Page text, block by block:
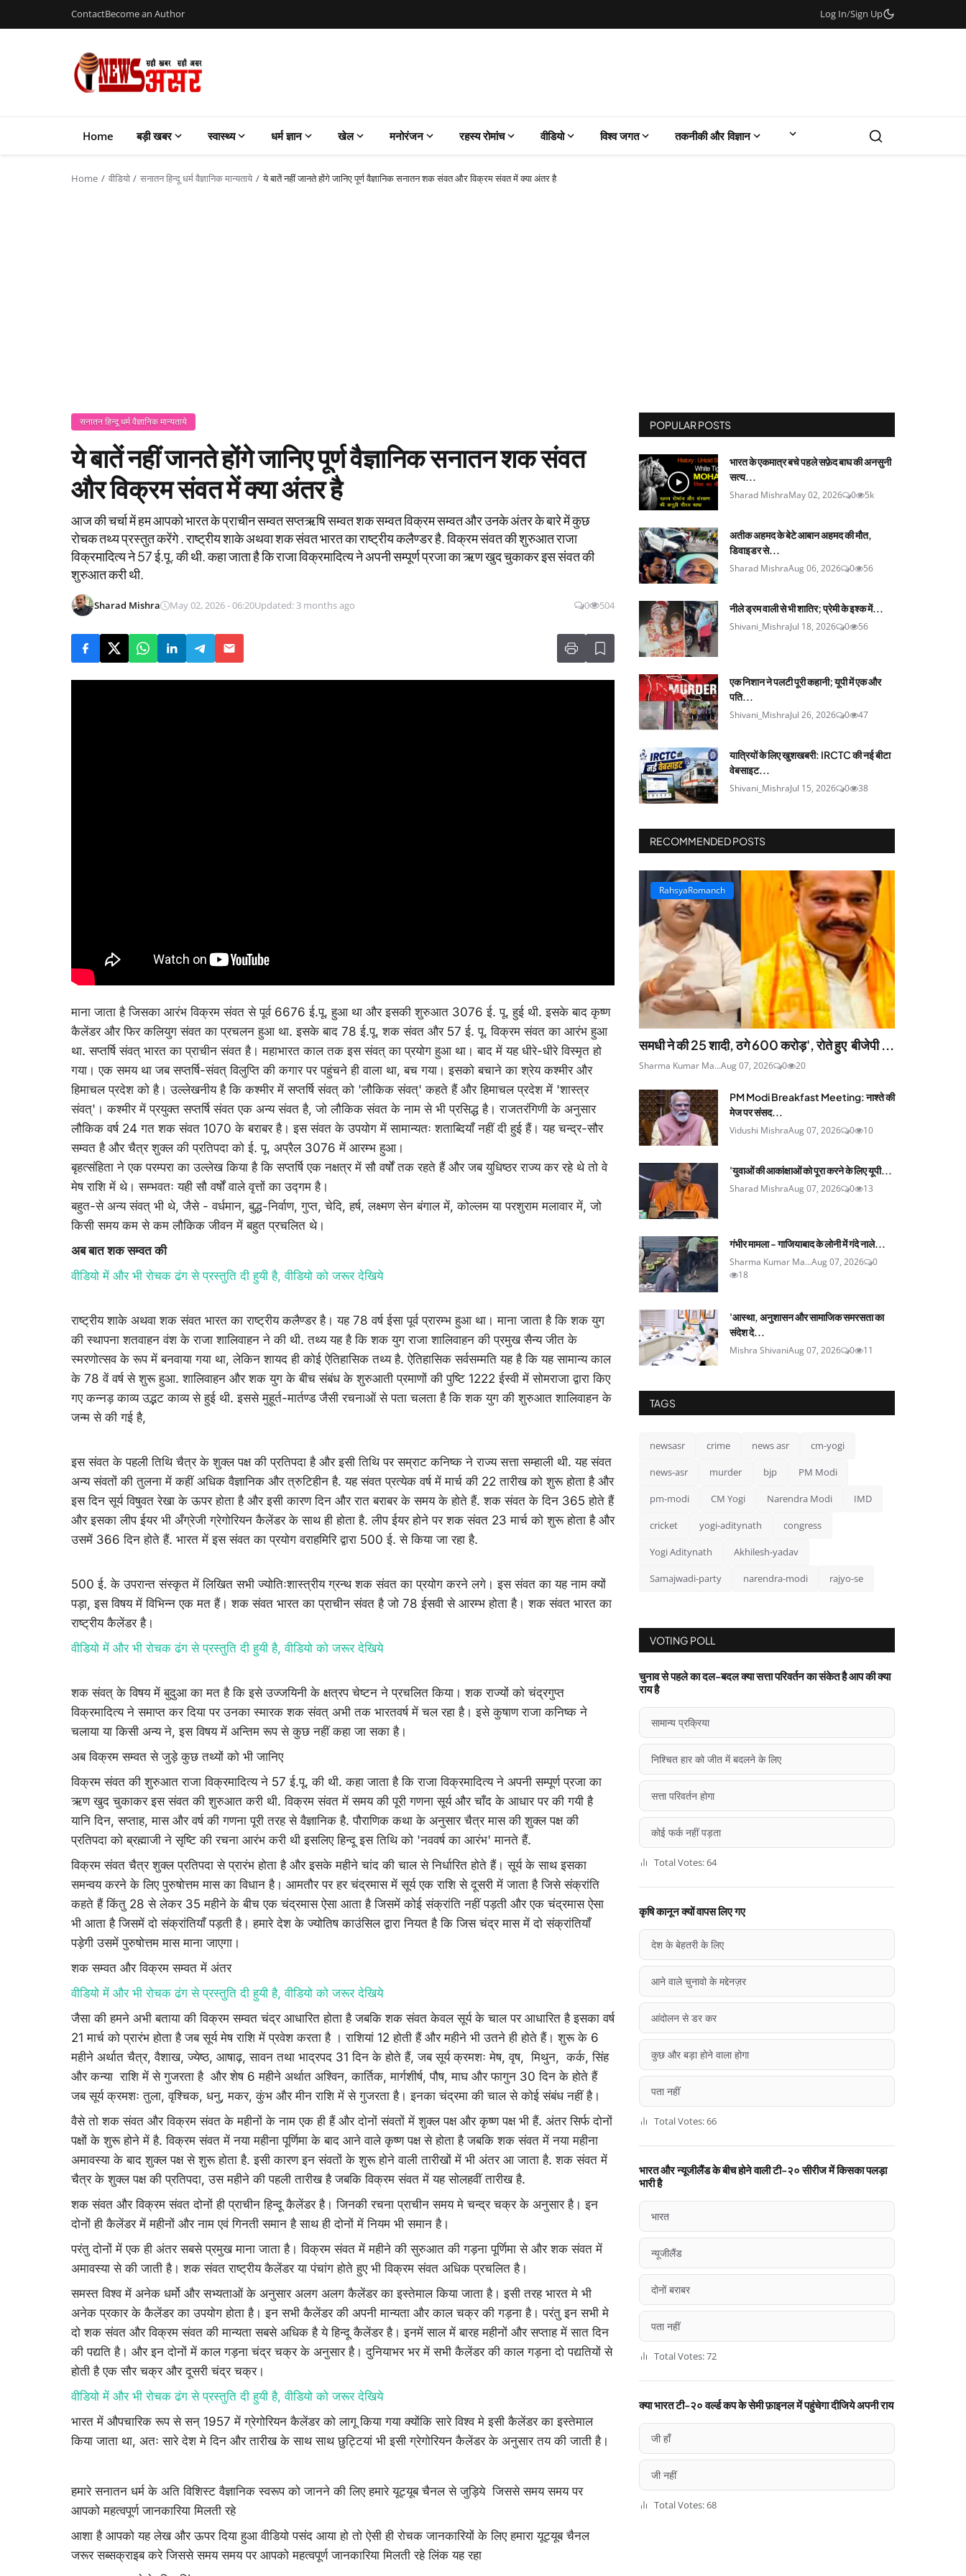
ContactBecome an Author Log In/Sign Up
Home बड़ी खबर स्वास्थ्य धर्म ज्ञान खेल मनोरंजन रहस्य रोमांच वीडियो विश्व जगत तकनीकी और विज्ञान
Home वीडियो सनातन हिन्दू धर्म वैज्ञानिक मान्यताये ये बातें नहीं जानते होंगे जानिए पूर्ण वैज्ञानिक सनातन शक संवत और विक्रम संवत में क्या अंतर है
सनातन हिन्दू धर्म वैज्ञानिक मान्यताये
ये बातें नहीं जानते होंगे जानिए पूर्ण वैज्ञानिक सनातन शक संवत
और विक्रम संवत में क्या अंतर है
आज की चर्चा में हम आपको भारत के प्राचीन सम्वत सप्तऋषि सम्वत शक सम्वत विक्रम सम्वत और उनके अंतर के बारे में कुछ
रोचक तथ्य प्रस्तुत करेंगे . राष्ट्रीय शाके अथवा शक संवत भारत का राष्ट्रीय कलैण्डर है. विक्रम संवत की शुरुआत राजा
विक्रमादित्य ने 57 ई.पू. की थी. कहा जाता है कि राजा विक्रमादित्य ने अपनी सम्पूर्ण प्रजा का ऋण खुद चुकाकर इस संवत की
शुरुआत करी थी.
Sharad Mishra May 02, 2026 - 06:20Updated: 3 months ago 0 504
माना जाता है जिसका आरंभ विक्रम संवत से पूर्व 6676 ई.पू. हुआ था और इसकी शुरुआत 3076 ई. पू. हुई थी. इसके बाद कृष्ण
कैलेंडर और फिर कलियुग संवत का प्रचलन हुआ था. इसके बाद 78 ई.पू. शक संवत और 57 ई. पू. विक्रम संवत का आरंभ हुआ
था. सप्तर्षि संवत् भारत का प्राचीन संवत है। महाभारत काल तक इस संवत् का प्रयोग हुआ था। बाद में यह धीरे-धीरे विस्मृत हो
गया। एक समय था जब सप्तर्षि-संवत् विलुप्ति की कगार पर पहुंचने ही वाला था, बच गया। इसको बचाने का श्रेय कश्मीर और
हिमाचल प्रदेश को है। उल्लेखनीय है कि कश्मीर में सप्तर्षि संवत् को 'लौकिक संवत्' कहते हैं और हिमाचल प्रदेश में 'शास्त्र
संवत्'। कश्मीर में प्रयुक्त सप्तर्षि संवत एक अन्य संवत है, जो लौकिक संवत के नाम से भी प्रसिद्ध है। राजतरंगिणी के अनुसार
लौकिक वर्ष 24 गत शक संवत 1070 के बराबर है। इस संवत के उपयोग में सामान्यतः शताब्दियाँ नहीं दी हुई हैं। यह चन्द्र-सौर
सम्वत है और चैत्र शुक्ल की प्रतिपदा को ई. पू. अप्रैल 3076 में आरम्भ हुआ।
बृहत्संहिता ने एक परम्परा का उल्लेख किया है कि सप्तर्षि एक नक्षत्र में सौ वर्षों तक रहते हैं और जब युधिष्ठर राज्य कर रहे थे तो वे
मेष राशि में थे। सम्भवतः यही सौ वर्षों वाले वृत्तों का उद्गम है।
बहुत-से अन्य संवत् भी थे, जैसे - वर्धमान, बुद्ध-निर्वाण, गुप्त, चेदि, हर्ष, लक्ष्मण सेन बंगाल में, कोल्लम या परशुराम मलावार में, जो
किसी समय कम से कम लौकिक जीवन में बहुत प्रचलित थे।
अब बात शक सम्वत की
वीडियो में और भी रोचक ढंग से प्रस्तुति दी हुयी है, वीडियो को जरूर देखिये
राष्ट्रीय शाके अथवा शक संवत भारत का राष्ट्रीय कलैण्डर है। यह 78 वर्ष ईसा पूर्व प्रारम्भ हुआ था। माना जाता है कि शक युग
की स्थापना शतवाहन वंश के राजा शालिवाहन ने की थी. तथ्य यह है कि शक युग राजा शालिवाहन की प्रमुख सैन्य जीत के
स्मरणोत्सव के रूप में बनवाया गया था, लेकिन शायद ही कोई ऐतिहासिक तथ्य है. ऐतिहासिक सर्वसम्मति यह है कि यह सामान्य काल
के 78 वें वर्ष से शुरू हुआ. शालिवाहन और शक युग के बीच संबंध के शुरुआती प्रमाणों की पुष्टि 1222 ईस्वी में सोमराजा द्वारा किए
गए कन्नड़ काव्य उद्भट काव्य से हुई थी. इससे मुहूर्त-मार्तण्ड जैसी रचनाओं से पता चलता है कि शक युग की शुरुआत शालिवाहन के
जन्म से की गई है,
इस संवत के पहली तिथि चैत्र के शुक्ल पक्ष की प्रतिपदा है और इसी तिथि पर सम्राट कनिष्क ने राज्य सत्ता सम्हाली थी. यह संवत
अन्य संवतों की तुलना में कहीं अधिक वैज्ञानिक और त्रुटिहीन है. यह संवत प्रत्येक वर्ष में मार्च की 22 तारीख को शुरू होता है और
इस दिन सूर्य विषुवत रेखा के ऊपर होता है और इसी कारण दिन और रात बराबर के समय के होते हैं. शक संवत के दिन 365 होते हैं
और इसका लीप ईयर भी अँग्रेजी ग्रेगोरियन कैलेंडर के साथ ही होता है. लीप ईयर होने पर शक संवत 23 मार्च को शुरू होता है और
उसमें 366 दिन होते हैं. भारत में इस संवत का प्रयोग वराहमिरि द्वारा 500 ई. से किया जा रहा है.
500 ई. के उपरान्त संस्कृत में लिखित सभी ज्योतिःशास्त्रीय ग्रन्थ शक संवत का प्रयोग करने लगे। इस संवत का यह नाम क्यों
पड़ा, इस विषय में विभिन्न एक मत हैं। शक संवत भारत का प्राचीन संवत है जो 78 ईसवी से आरम्भ होता है। शक संवत भारत का
राष्ट्रीय कैलेंडर है।
वीडियो में और भी रोचक ढंग से प्रस्तुति दी हुयी है, वीडियो को जरूर देखिये
शक संवत्‌ के विषय में बुदुआ का मत है कि इसे उज्जयिनी के क्षत्रप चेष्टन ने प्रचलित किया। शक राज्यों को चंद्रगुप्त
विक्रमादित्य ने समाप्त कर दिया पर उनका स्मारक शक संवत्‌ अभी तक भारतवर्ष में चल रहा है। इसे कुषाण राजा कनिष्क ने
चलाया या किसी अन्य ने, इस विषय में अन्तिम रूप से कुछ नहीं कहा जा सका है।
अब विक्रम सम्वत से जुड़े कुछ तथ्यों को भी जानिए
विक्रम संवत की शुरुआत राजा विक्रमादित्य ने 57 ई.पू. की थी. कहा जाता है कि राजा विक्रमादित्य ने अपनी सम्पूर्ण प्रजा का
ऋण खुद चुकाकर इस संवत की शुरुआत करी थी. विक्रम संवत में समय की पूरी गणना सूर्य और चाँद के आधार पर की गयी है
यानि दिन, सप्ताह, मास और वर्ष की गणना पूरी तरह से वैज्ञानिक है. पौराणिक कथा के अनुसार चैत्र मास की शुक्ल पक्ष की
प्रतिपदा को ब्रह्माजी ने सृष्टि की रचना आरंभ करी थी इसलिए हिन्दू इस तिथि को 'नववर्ष का आरंभ' मानते हैं.
विक्रम संवत चैत्र शुक्ल प्रतिपदा से प्रारंभ होता है और इसके महीने चांद की चाल से निर्धारित होते हैं। सूर्य के साथ इसका
समन्वय करने के लिए पुरुषोत्तम मास का विधान है। आमतौर पर हर चंद्रमास में सूर्य एक राशि से दूसरी में जाता है जिसे संक्रांति
कहते हैं किंतु 28 से लेकर 35 महीने के बीच एक चंद्रमास ऐसा आता है जिसमें कोई संक्रांति नहीं पड़ती और एक चंद्रमास ऐसा
भी आता है जिसमें दो संक्रांतियाँ पड़ती है। हमारे देश के ज्योतिष काउंसिल द्वारा नियत है कि जिस चंद्र मास में दो संक्रांतियाँ
पड़ेगी उसमें पुरुषोत्तम मास माना जाएगा।
शक सम्वत और विक्रम सम्वत में अंतर
वीडियो में और भी रोचक ढंग से प्रस्तुति दी हुयी है, वीडियो को जरूर देखिये
जैसा की हमने अभी बताया की विक्रम सम्वत चंद्र आधारित होता है जबकि शक संवत केवल सूर्य के चाल पर आधारित है इसका वर्ष
21 मार्च को प्रारंभ होता है जब सूर्य मेष राशि में प्रवेश करता है । राशियां 12 होती हैं और महीने भी उतने ही होते हैं। शुरू के 6
महीने अर्थात चैत्र, वैशाख, ज्येष्ठ, आषाढ़, सावन तथा भाद्रपद 31 दिन के होते हैं, जब सूर्य क्रमशः मेष, वृष, मिथुन, कर्क, सिंह
और कन्या राशि में से गुजरता है और शेष 6 महीने अर्थात अश्विन, कार्तिक, मार्गशीर्ष, पौष, माघ और फागुन 30 दिन के होते हैं
जब सूर्य क्रमशः तुला, वृश्चिक, धनु, मकर, कुंभ और मीन राशि में से गुजरता है। इनका चंद्रमा की चाल से कोई संबंध नहीं है।
वैसे तो शक संवत और विक्रम संवत के महीनों के नाम एक ही हैं और दोनों संवतों में शुक्ल पक्ष और कृष्ण पक्ष भी हैं. अंतर सिर्फ दोनों
पक्षों के शुरू होने में है. विक्रम संवत में नया महीना पूर्णिमा के बाद आने वाले कृष्ण पक्ष से होता है जबकि शक संवत में नया महीना
अमावस्या के बाद शुक्ल पक्ष से शुरू होता है. इसी कारण इन संवतों के शुरू होने वाली तारीखों में भी अंतर आ जाता है. शक संवत में
चैत्र के शुक्ल पक्ष की प्रतिपदा, उस महीने की पहली तारीख है जबकि विक्रम संवत में यह सोलहवीं तारीख है.
शक संवत और विक्रम संवत दोनों ही प्राचीन हिन्दू कैलेंडर है। जिनकी रचना प्राचीन समय मे चन्द्र चक्र के अनुसार है। इन
दोनों ही कैलेंडर में महीनों और नाम एवं गिनती समान है साथ ही दोनों में नियम भी समान है।
परंतु दोनों में एक ही अंतर सबसे प्रमुख माना जाता है। विक्रम संवत में महीने की सुरुआत की गड़ना पूर्णिमा से और शक संवत में
अमावस्या से की जाती है। शक संवत राष्ट्रीय कैलेंडर या पंचांग होते हुए भी विक्रम संवत अधिक प्रचलित है।
समस्त विश्व में अनेक धर्मो और सभ्यताओं के अनुसार अलग अलग कैलेंडर का इस्तेमाल किया जाता है। इसी तरह भारत मे भी
अनेक प्रकार के कैलेंडर का उपयोग होता है। इन सभी कैलेंडर की अपनी मान्यता और काल चक्र की गड़ना है। परंतु इन सभी मे
दो शक संवत और विक्रम संवत की मान्यता सबसे अधिक है ये हिन्दू कैलेंडर है। इनमें साल में बारह महीनों और सप्ताह में सात दिन
की पद्यति है। और इन दोनों में काल गड़ना चंद्र चक्र के अनुसार है। दुनियाभर भर में सभी कैलेंडर की काल गड़ना दो पद्यतियों से
होती है एक सौर चक्र और दूसरी चंद्र चक्र।
वीडियो में और भी रोचक ढंग से प्रस्तुति दी हुयी है, वीडियो को जरूर देखिये
भारत में औपचारिक रूप से सन् 1957 में ग्रेगोरियन कैलेंडर को लागू किया गया क्योंकि सारे विश्व मे इसी कैलेंडर का इस्तेमाल
किया जाता था, अतः सारे देश मे दिन और तारीख के साथ साथ छुट्टियां भी इसी ग्रेगोरियन कैलेंडर के अनुसार तय की जाती है।
हमारे सनातन धर्म के अति विशिस्ट वैज्ञानिक स्वरूप को जानने की लिए हमारे यूट्यूब चैनल से जुड़िये जिससे समय समय पर
आपको महत्वपूर्ण जानकारिया मिलती रहे
आशा है आपको यह लेख और ऊपर दिया हुआ वीडियो पसंद आया हो तो ऐसी ही रोचक जानकारियों के लिए हमारा यूट्यूब चैनल
जरूर सब्सक्राइब करे जिससे समय समय पर आपको महत्वपूर्ण जानकारिया मिलती रहे लिंक यह रहा
POPULAR POSTS
भारत के एकमात्र बचे पहले सफ़ेद बाघ की अनसुनी
सत्य...
Sharad MishraMay 02, 2026 0 5k
अतीक अहमद के बेटे आबान अहमद की मौत,
डिवाइडर से...
Sharad MishraAug 06, 2026 0 56
नीले ड्रम वाली से भी शातिर; प्रेमी के इश्‍क में...
Shivani_MishraJul 18, 2026 0 56
एक निशान ने पलटी पूरी कहानी; यूपी में एक और
पति...
Shivani_MishraJul 26, 2026 0 47
यात्रियों के लिए खुशखबरी: IRCTC की नई बीटा
वेबसाइट...
Shivani_MishraJul 15, 2026 0 38
RECOMMENDED POSTS
RahsyaRomanch
समधी ने की 25 शादी, ठगे 600 करोड़', रोते हुए बीजेपी ...
Sharma Kumar Ma...Aug 07, 2026 0 20
PM Modi Breakfast Meeting: नाश्ते की
मेज पर संसद...
Vidushi MishraAug 07, 2026 0 10
'युवाओं की आकांक्षाओं को पूरा करने के लिए यूपी...
Sharad MishraAug 07, 2026 0 13
गंभीर मामला - गाजियाबाद के लोनी में गंदे नाले...
Sharma Kumar Ma...Aug 07, 2026
0
18
'आस्था, अनुशासन और सामाजिक समरसता का
संदेश दे...
Mishra ShivaniAug 07, 2026 0 11
TAGS
newsasr crime news asr cm-yogi
news-asr murder bjp PM Modi
pm-modi CM Yogi Narendra Modi IMD
cricket yogi-aditynath congress
Yogi Aditynath Akhilesh-yadav
Samajwadi-party narendra-modi rajyo-se
VOTING POLL
चुनाव से पहले का दल-बदल क्या सत्ता परिवर्तन का संकेत है आप की क्या
राय है
सामान्य प्रक्रिया
निश्चित हार को जीत में बदलने के लिए
सत्ता परिवर्तन होगा
कोई फर्क नहीं पड़ता
Total Votes: 64
कृषि कानून क्यों वापस लिए गए
देश के बेहतरी के लिए
आने वाले चुनावो के मद्देनज़र
आंदोलन से डर कर
कुछ और बड़ा होने वाला होगा
पता नहीं
Total Votes: 66
भारत और न्यूजीलैंड के बीच होने वाली टी-२० सीरीज में किसका पलड़ा
भारी है
भारत
न्यूजीलैंड
दोनों बराबर
पता नहीं
Total Votes: 72
क्या भारत टी-२० वर्ल्ड कप के सेमी फ़ाइनल में पहुंचेगा दीजिये अपनी राय
जी हाँ
जी नहीं
Total Votes: 68